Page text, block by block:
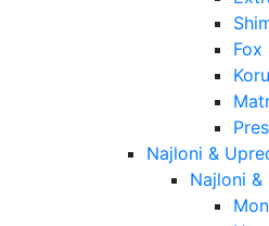
Fox
Najloni &
Najloni